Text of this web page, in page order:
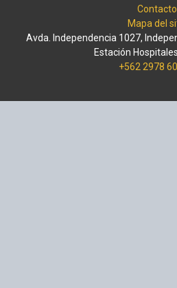
Contacto
Mapa del
Avda. Independencia 1027,
Estación
+562 2978